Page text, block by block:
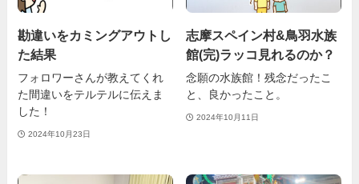
勘違いをカミングアウトし
た結果
フォロワーさんが教えてくれ
た間違いをテルテルに伝えま
した！
2024年10月23日
志摩スペイン村&鳥羽水族
館(完)ラッコ見れるのか？
念願の水族館！残念だったこ
と、良かったこと。
2024年10月11日